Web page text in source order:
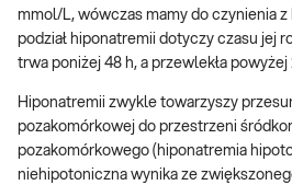
mmol/L, wówczas mamy do czynienia z
podział hiponatremii dotyczy czasu jej
trwa poniżej 48 h, a przewlekła powyżej
Hiponatremii zwykle towarzyszy
pozakomórkowej do przestrzeni
pozakomórkowego (hiponatremia
niehipotoniczna wynika ze